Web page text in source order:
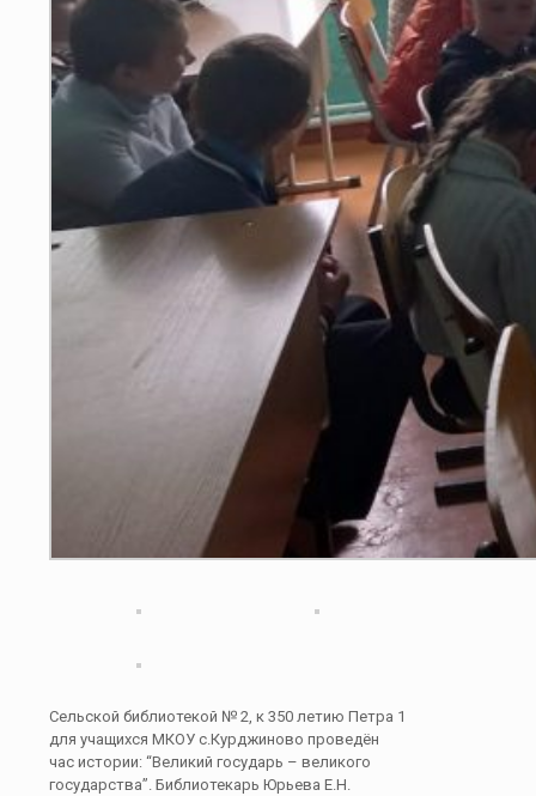
Сельской библиотекой № 2, к 350 летию Петра 1
для учащихся МКОУ с.Курджиново проведён
час истории: “Великий государь – великого
государства”. Библиотекарь Юрьева Е.Н.